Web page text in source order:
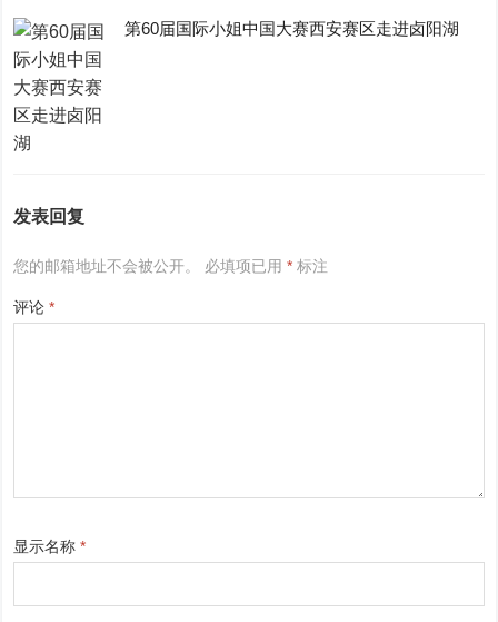
第60届国际小姐中国大赛西安赛区走进卤阳湖
发表回复
您的邮箱地址不会被公开。 必填项已用* 标注
评论*
显示名称*